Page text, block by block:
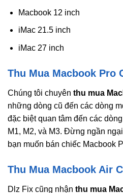
Macbook 12 inch
iMac 21.5 inch
iMac 27 inch
Thu Mua Macbook Pro
Chúng tôi chuyên thu mua
những dòng cũ đến các dòng
đặc biệt quan tâm đến các
M1, M2, và M3. Đừng ngần
bạn muốn bán chiếc Macbook
Thu Mua Macbook Air
Dlz Fix cũng nhận thu mua